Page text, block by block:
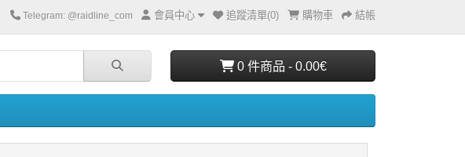
Telegram: @raidline_com 會員中心 追蹤清單(0) 購物車 結帳
0 件商品 - 0.00€